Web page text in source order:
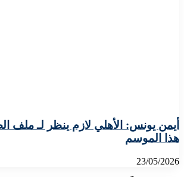
أيمن يونس: الأهلي لازم ينظر لـ ملف
هذا الموسم
23/05/2026